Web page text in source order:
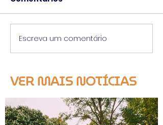
Escreva um comentário
VER MAIS NOTÍCIAS